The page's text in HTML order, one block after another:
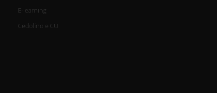
E-learning
Cedolino e CU